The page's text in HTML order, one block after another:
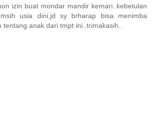
izin buat mondar mandir kemari..kebetulan
usia dini,jd sy brharap bisa menimba
tentang anak dari tmpt ini..trimakasih..